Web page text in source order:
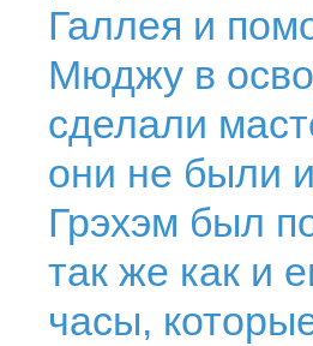
Галлея и
Мюджу в
сделали
они не были
Грэхэм был
так же как и
часы,